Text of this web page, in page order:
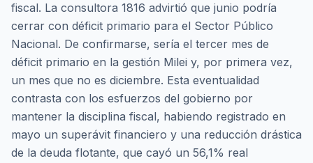
fiscal. La consultora 1816 advirtió que junio podría
cerrar con déficit primario para el Sector Público
Nacional. De confirmarse, sería el tercer mes de
déficit primario en la gestión Milei y, por primera vez,
un mes que no es diciembre. Esta eventualidad
contrasta con los esfuerzos del gobierno por
mantener la disciplina fiscal, habiendo registrado en
mayo un superávit financiero y una reducción drástica
de la deuda flotante, que cayó un 56,1% real